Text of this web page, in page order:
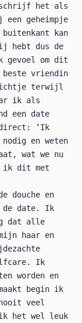
het als
geheimpje
buitenkant kan
hebt dus de
gevoel om dit
vriendin
terwijl
ik als
een date
‘Ik
en weten
wat we nu
ik dit met
douche en
de date. Ik
dat alle
haar en
Ik
worden en
begin ik
veel
ik het wel leuk